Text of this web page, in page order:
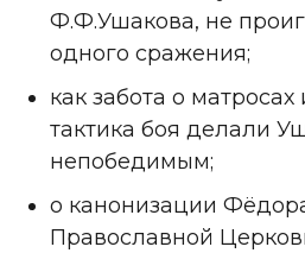
Ф.Ф.Ушакова, не
одного сражения;
как забота о матросах
тактика боя делали
непобедимым;
о канонизации
Православной